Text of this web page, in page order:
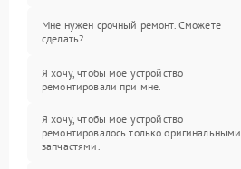
Мне нужен срочный ремонт. Сможете
сделать?
Я хочу, чтобы мое устройство
ремонтировали при мне.
Я хочу, чтобы мое устройство
ремонтировалось только оригинальными
запчастями.